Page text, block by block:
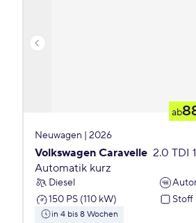
ab
Neuwagen | 2026
Volkswagen Caravelle 2.0 TDI
Automatik kurz
Diesel
150 PS (110 kW)
Stoff
in 4 bis 8 Wochen